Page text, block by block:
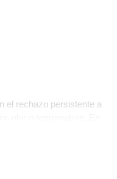
el rechazo persistente a
en señal de